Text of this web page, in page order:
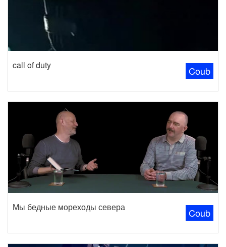
Coub
call of duty
Coub
Мы бедные мореходы севера